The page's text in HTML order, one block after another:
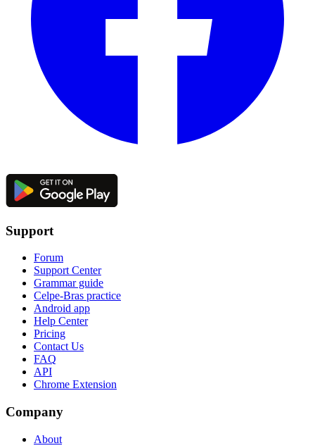
Support
Forum
Support Center
Grammar guide
Celpe-Bras practice
Android app
Help Center
Pricing
Contact Us
FAQ
API
Chrome Extension
Company
About